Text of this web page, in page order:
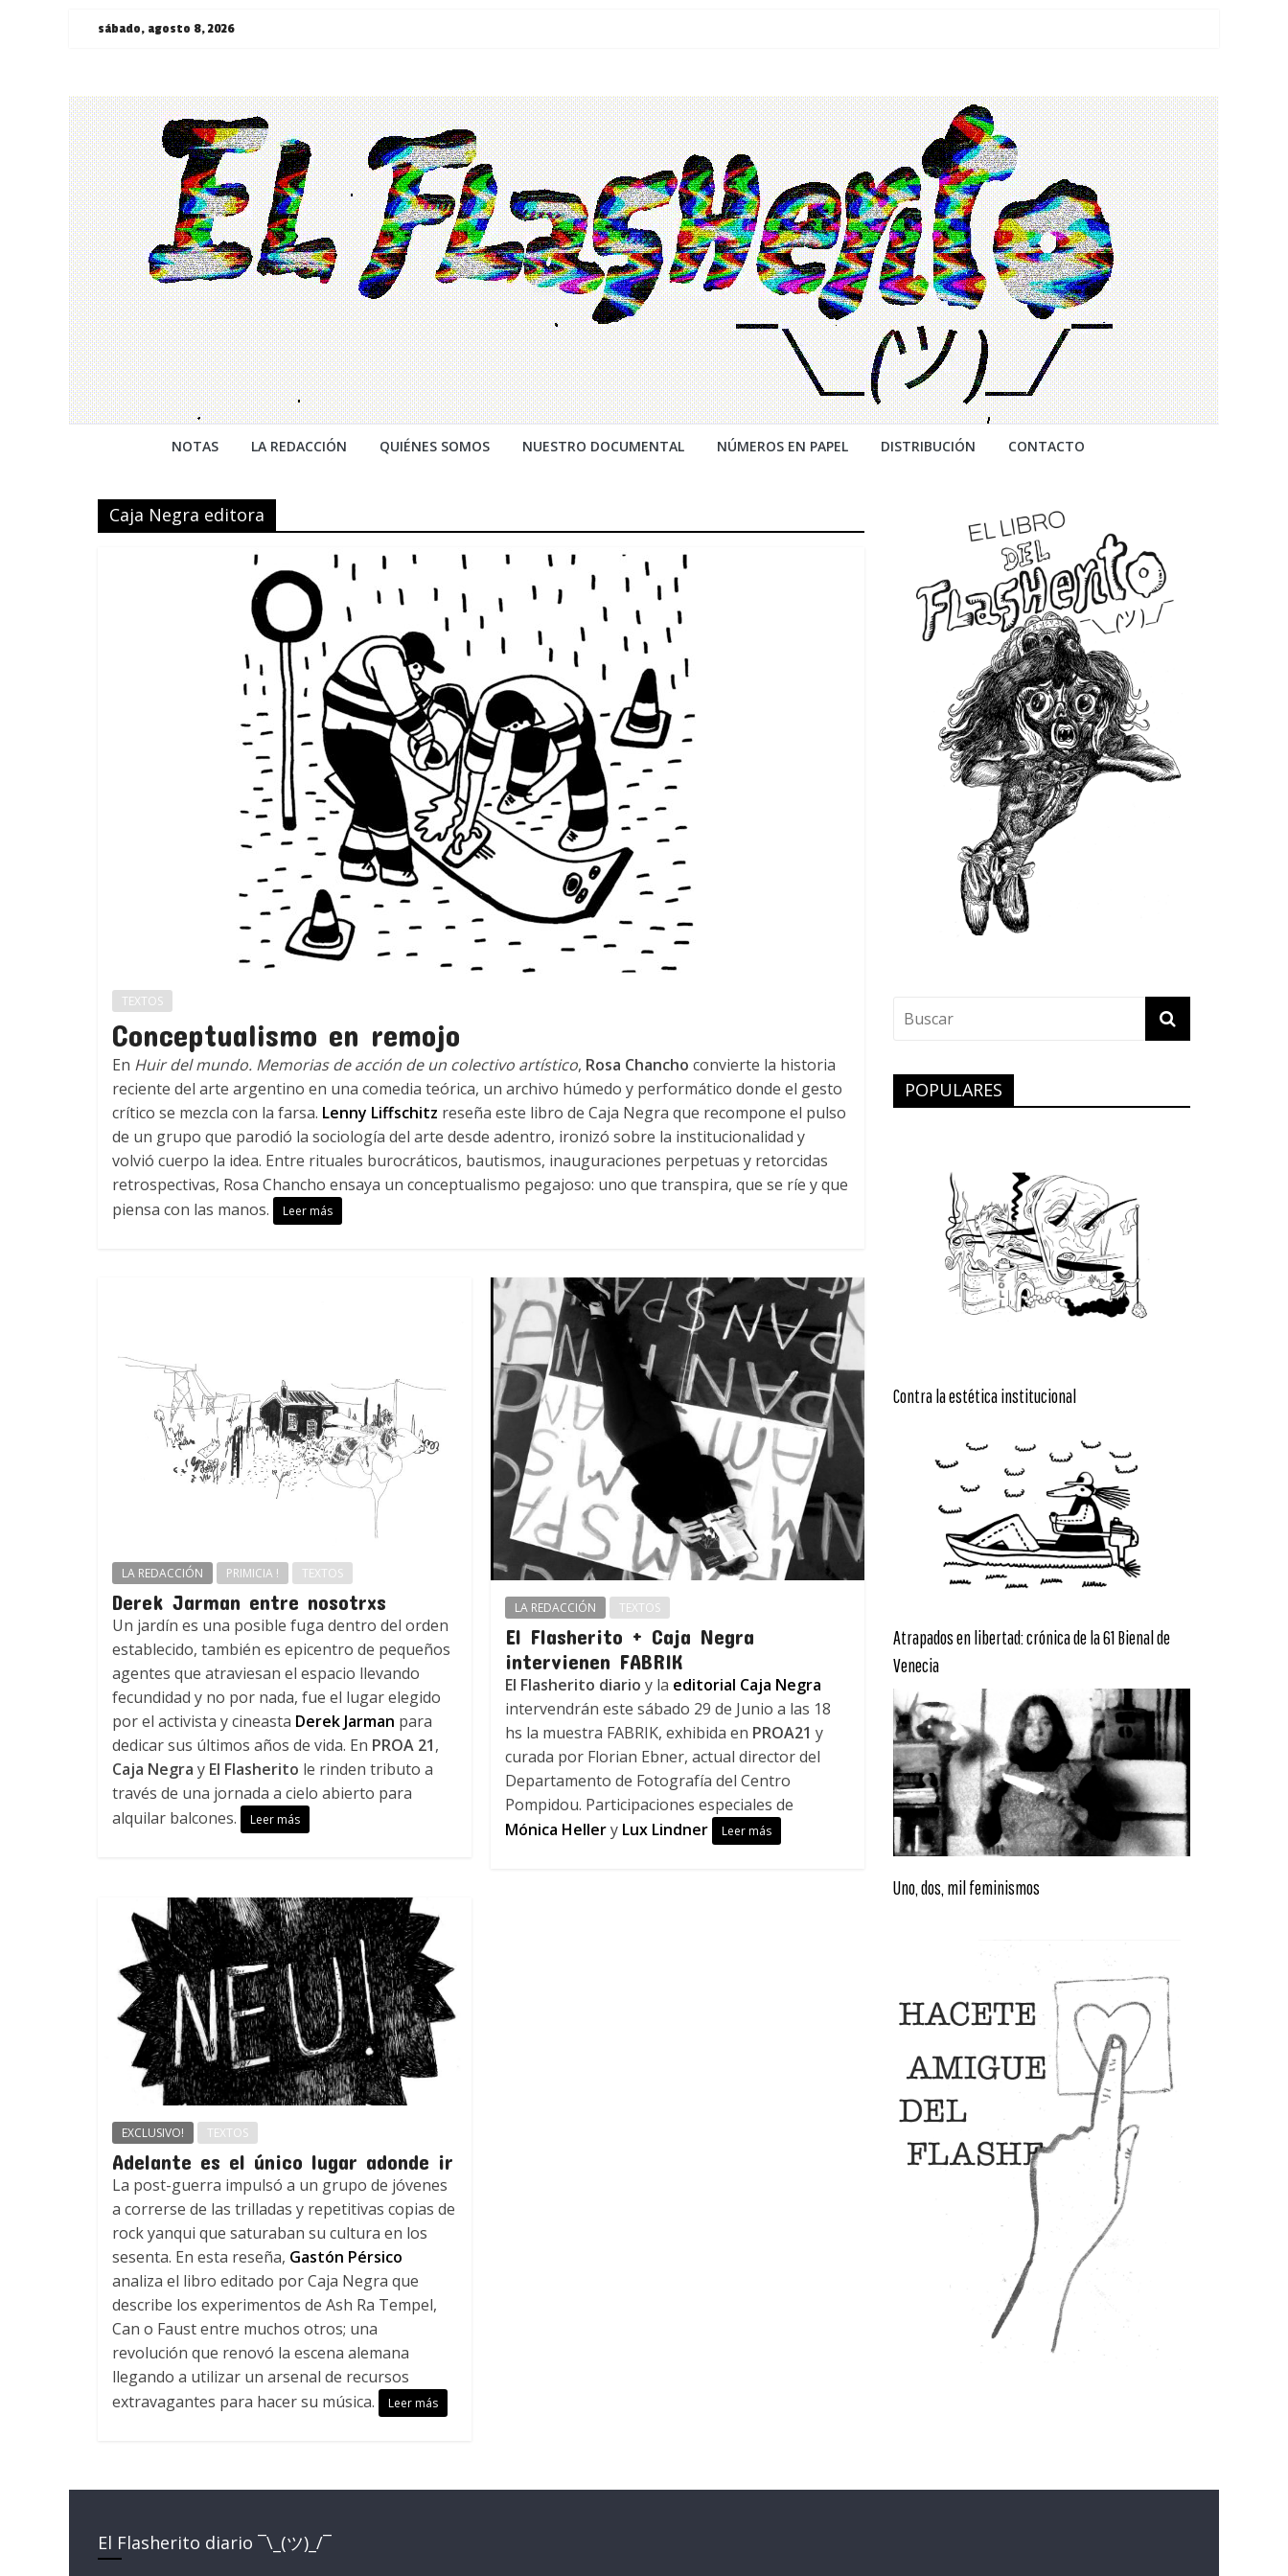
Saltarsábado, agosto 8, 2026
¯\_(ツ)_/
¯
NOTAS LA REDACCIÓN QUIÉNES SOMOS NUESTRO DOCUMENTAL NÚMEROS EN PAPEL DISTRIBUCIÓN CONTACTO
Caja Negra editora
TEXTOS
Conceptualismo en remojo
En Huir del mundo. Memorias de acción de un colectivo artístico, Rosa Chancho convierte la historia
reciente del arte argentino en una comedia teórica, un archivo húmedo y performático donde el gesto
crítico se mezcla con la farsa. Lenny Liffschitz reseña este libro de Caja Negra que recompone el pulso
de un grupo que parodió la sociología del arte desde adentro, ironizó sobre la institucionalidad y
volvió cuerpo la idea. Entre rituales burocráticos, bautismos, inauguraciones perpetuas y retorcidas
retrospectivas, Rosa Chancho ensaya un conceptualismo pegajoso: uno que transpira, que se ríe y que
piensa con las manos.
Leer más
LA REDACCIÓN PRIMICIA ! TEXTOS
Derek Jarman entre nosotrxs
Un jardín es una posible fuga dentro del orden
establecido, también es epicentro de pequeños
agentes que atraviesan el espacio llevando
fecundidad y no por nada, fue el lugar elegido
por el activista y cineasta Derek Jarman para
dedicar sus últimos años de vida. En PROA 21,
Caja Negra y El Flasherito le rinden tributo a
través de una jornada a cielo abierto para
alquilar balcones.
Leer más
LA REDACCIÓN TEXTOS
El Flasherito + Caja Negra
intervienen FABRIK
El Flasherito diario y la editorial Caja Negra
intervendrán este sábado 29 de Junio a las 18
hs la muestra FABRIK, exhibida en PROA21 y
curada por Florian Ebner, actual director del
Departamento de Fotografía del Centro
Pompidou. Participaciones especiales de
Mónica Hellery Lux Lindner Leer más
EXCLUSIVO! TEXTOS
Adelante es el único lugar adonde ir
La post-guerra impulsó a un grupo de jóvenes
a correrse de las trilladas y repetitivas copias de
rock yanqui que saturaban su cultura en los
sesenta. En esta reseña, Gastón Pérsico
analiza el libro editado por Caja Negra que
describe los experimentos de Ash Ra Tempel,
Can o Faust entre muchos otros; una
revolución que renovó la escena alemana
llegando a utilizar un arsenal de recursos
extravagantes para hacer su música.
Leer más
POPULARES
Contra la estética institucional
Atrapados en libertad: crónica de la 61 Bienal de
Venecia
Uno, dos, mil feminismos
El Flasherito diario ¯\_(ツ)_/¯